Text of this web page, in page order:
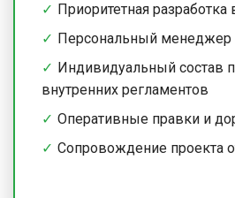
Приоритетная
Персональный менеджер
Индивидуальный состав
внутренних регламентов
Оперативные правки и
Сопровождение проекта